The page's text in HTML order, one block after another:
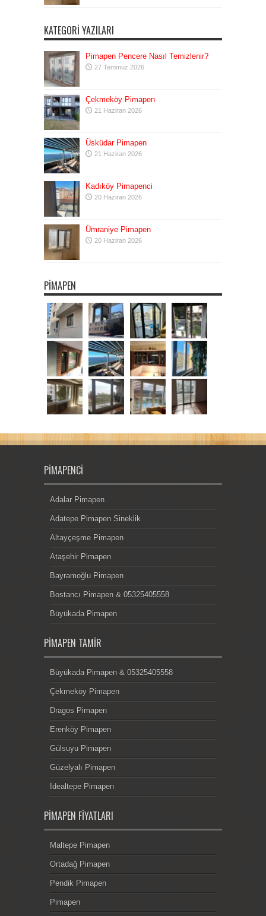
KATEGORI YAZILARI
Pimapen Pencere Nasıl Temizlenir?
27 Temmuz 2026
Çekmeköy Pimapen
21 Haziran 2026
Üsküdar Pimapen
21 Haziran 2026
Kadıköy Pimapenci
20 Haziran 2026
Ümraniye Pimapen
20 Haziran 2026
PIMAPEN
PIMAPENCI
Adalar Pimapen
Adatepe Pimapen Sineklik
Altayçeşme Pimapen
Ataşehir Pimapen
Bayramoğlu Pimapen
Bostancı Pimapen & 05325405558
Büyükada Pimapen
PIMAPEN TAMIR
Büyükada Pimapen & 05325405558
Çekmeköy Pimapen
Dragos Pimapen
Erenköy Pimapen
Gülsuyu Pimapen
Güzelyalı Pimapen
İdealtepe Pimapen
PIMAPEN FIYATLARI
Maltepe Pimapen
Ortadağ Pimapen
Pendik Pimapen
Pimapen